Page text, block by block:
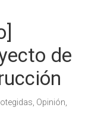
de
Opinión